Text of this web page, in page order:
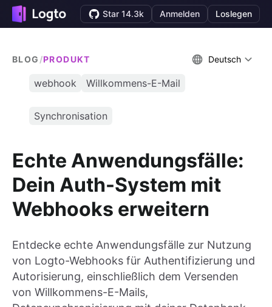
Star 14.3k Anmelden Loslegen
BLOG /PRODUKT Deutsch
webhook Willkommens-E-Mail
Synchronisation
Echte Anwendungsfälle:
Dein Auth-System mit
Webhooks erweitern
Entdecke echte Anwendungsfälle zur Nutzung
von Logto-Webhooks für Authentifizierung und
Autorisierung, einschließlich dem Versenden
von Willkommens-E-Mails,